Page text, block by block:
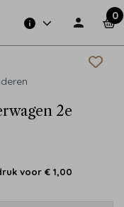
0
2e
voor € 1,00